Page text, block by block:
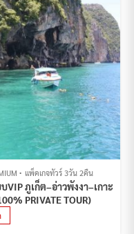
แพ็คเกจทัวร์ 3วัน 2คืน
ภูเก็ต–อ่าวพังงา–เกาะ
PRIVATE TOUR)